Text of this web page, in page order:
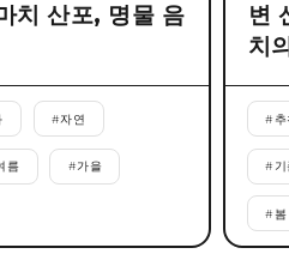
치 산포, 명물 음
#자연
름 #가을
변
치
#
#
#봄